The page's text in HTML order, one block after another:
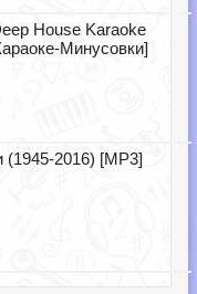
House Karaoke
Минусовки]
(1945-2016) [MP3]